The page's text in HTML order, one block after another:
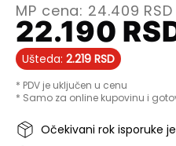
MP cena: 24.409 RSD
22.190
Ušteda: 2.219 RSD
* PDV je uključen u cenu
* Samo za online kupovinu i
Očekivani rok isporuke